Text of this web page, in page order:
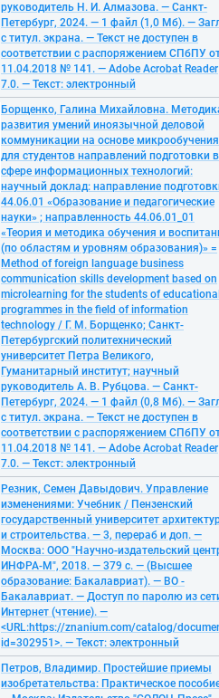
руководитель Н. И. Алмазова. — Санкт-
Петербург, 2024. — 1 файл (1,0 Мб). —
с титул. экрана. — Текст не доступен в
соответствии с распоряжением СПбПУ
11.04.2018 № 141. — Adobe Acrobat Reader
7.0. — Текст: электронный
Борщенко, Галина Михайловна.
развития умений иноязычной деловой
коммуникации на основе микрообучения
для студентов направлений подготовки в
сфере информационных технологий:
научный доклад: направление
44.06.01 «Образование и педагогические
науки» ; направленность 44.06.01_01
«Теория и методика обучения и
(по областям и уровням образования)» =
Method of foreign language business
communication skills development based on
microlearning for the students of
programmes in the field of information
technology / Г. М. Борщенко; Санкт-
Петербургский политехнический
университет Петра Великого,
Гуманитарный институт; научный
руководитель А. В. Рубцова. — Санкт-
Петербург, 2024. — 1 файл (0,8 Мб). —
с титул. экрана. — Текст не доступен в
соответствии с распоряжением СПбПУ
11.04.2018 № 141. — Adobe Acrobat Reader
7.0. — Текст: электронный
Резник, Семен Давыдович. Управление
изменениями: Учебник / Пензенский
государственный университет
и строительства. — 3, перераб и доп. —
Москва: ООО "Научно-издательский
ИНФРА-М", 2018. — 379 с. — (Высшее
образование: Бакалавриат). — ВО -
Бакалавриат. — Доступ по паролю из
Интернет (чтение). —
<URL:https://znanium.com/catalog/
id=302951>. — Текст: электронный
Петров, Владимир. Простейшие приемы
изобретательства: Практическое